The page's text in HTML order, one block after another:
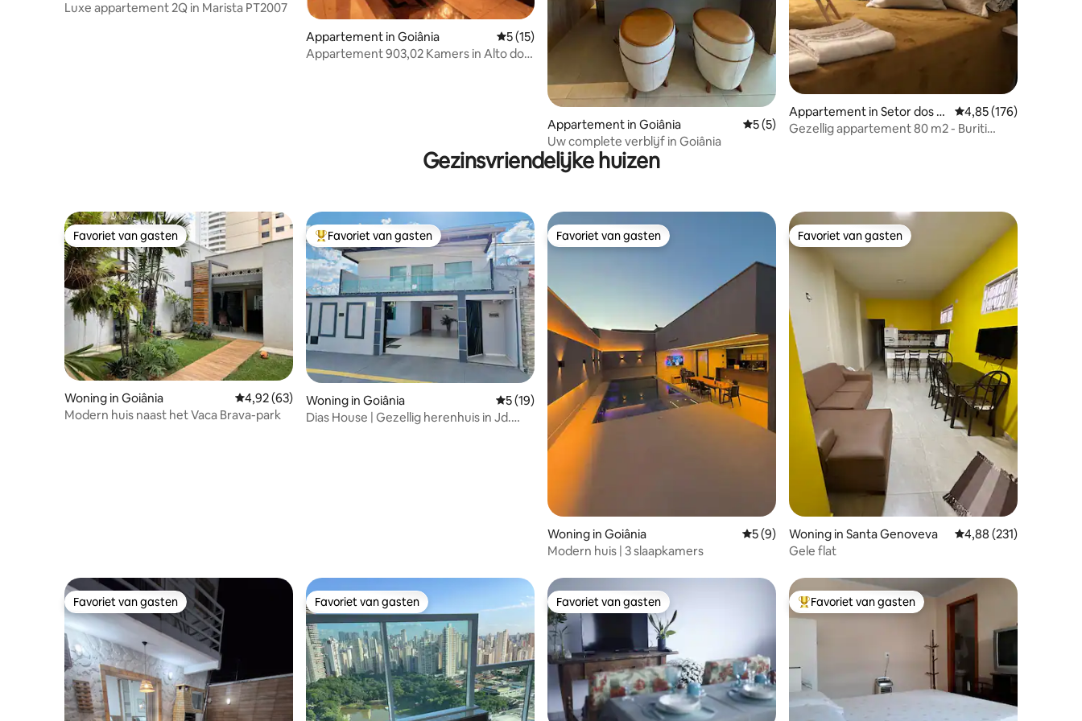
Luxe appartement 2Q in Marista PT2007
Appartement in Goiânia Gemiddelde beoordeling van 5 uit 5, 15 recensies
5 (15)
Appartement 903,02 Kamers in Alto do
Appartement in Goiânia Gemiddelde beoordeling van 5 uit 5, 5 recensies
5 (5)
Uw complete verblijf in Goiânia
Appartement in Setor dos A
fonsos
Gemiddelde
4,85 (176)
Gezellig appartement 80 m2 - Buriti
Gezinsvriendelijke huizen
Favoriet van gasten
Favoriet van gasten
Woning in Goiânia Gemiddelde beoordeling van 4,92 uit 5, 63 recensies
4,92 (63)
Modern huis naast het Vaca Brava-park
Topfavoriet van gasten
Favoriet van gasten
Woning in Goiânia Gemiddelde beoordeling van 5 uit 5, 19 recensies
5 (19)
Dias House | Gezellig herenhuis in Jd.
Favoriet van gasten
Favoriet van gasten
Woning in Goiânia Gemiddelde beoordeling van 5 uit 5, 9 recensies
5 (9)
Modern huis | 3 slaapkamers
Favoriet van gasten
Favoriet van gasten
Woning in Santa Genoveva Gemiddelde
4,88 (231)
Gele flat
Favoriet van gasten
Favoriet van gasten Favoriet van gasten
Favoriet van gasten Favoriet van gasten
Favoriet van gasten Topfavoriet van gasten
Favoriet van gasten